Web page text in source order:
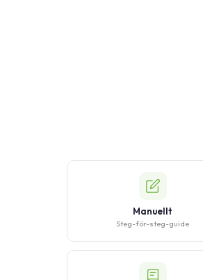
Manuellt
Steg-för-steg-guide